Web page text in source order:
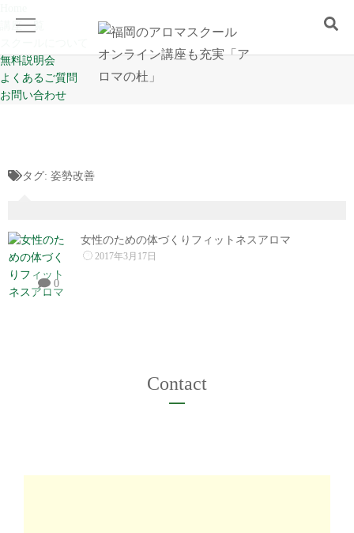
講座一覧
無料説明会
よくあるご質問
お問い合わせ
Home
スクールについて
よくあるご質問
タグ: 姿勢改善
0
女性のための体づくりフィットネスアロマ
2017年3月17日
Contact